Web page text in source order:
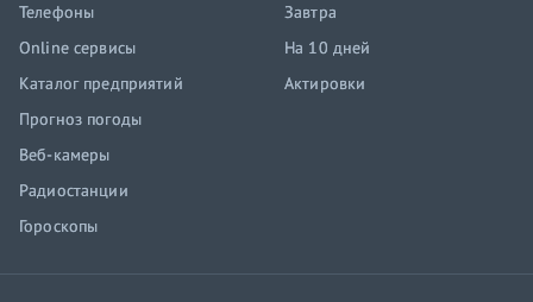
Телефоны
Online сервисы
Каталог предприятий
Прогноз погоды
Веб-камеры
Радиостанции
Гороскопы
Завтра
На 10 дней
Актировки